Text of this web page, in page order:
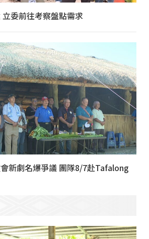
委前往考察盤點需求
會新劇名爆爭議 團隊8/7赴Tafalong